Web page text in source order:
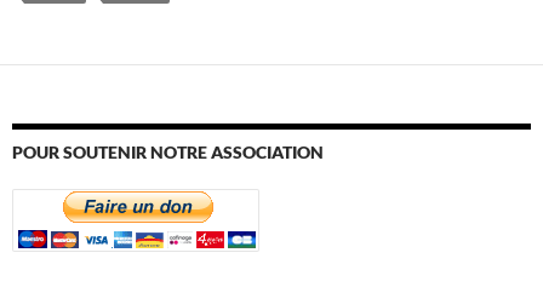
POUR SOUTENIR NOTRE ASSOCIATION